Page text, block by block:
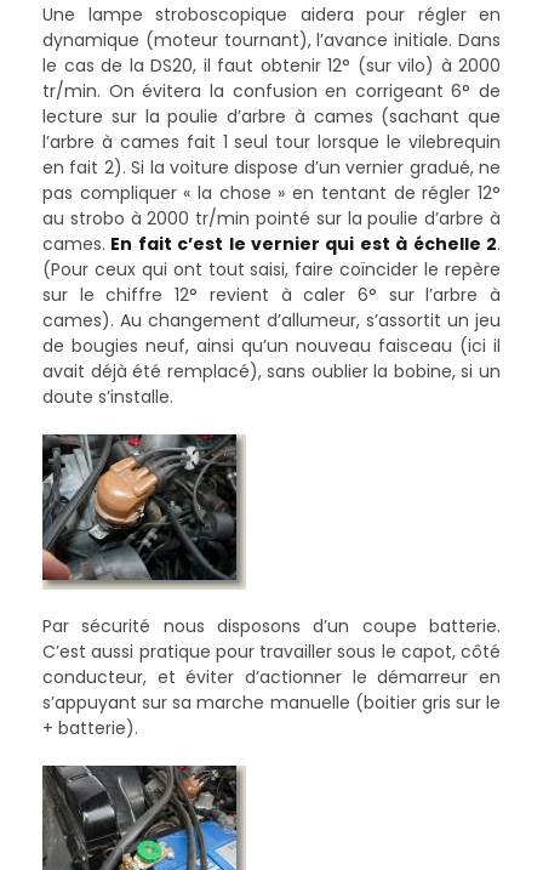
Une lampe stroboscopique aidera pour régler en
dynamique (moteur tournant), l’avance initiale. Dans
le cas de la DS20, il faut obtenir 12° (sur vilo) à 2000
tr/min. On évitera la confusion en corrigeant 6° de
lecture sur la poulie d’arbre à cames (sachant que
l’arbre à cames fait 1 seul tour lorsque le vilebrequin
en fait 2). Si la voiture dispose d’un vernier gradué, ne
pas compliquer « la chose » en tentant de régler 12°
au strobo à 2000 tr/min pointé sur la poulie d’arbre à
cames. En fait c’est le vernier qui est à échelle 2.
(Pour ceux qui ont tout saisi, faire coïncider le repère
sur le chiffre 12° revient à caler 6° sur l’arbre à
cames). Au changement d’allumeur, s’assortit un jeu
de bougies neuf, ainsi qu’un nouveau faisceau (ici il
avait déjà été remplacé), sans oublier la bobine, si un
doute s’installe.
Par sécurité nous disposons d’un coupe batterie.
C’est aussi pratique pour travailler sous le capot, côté
conducteur, et éviter d’actionner le démarreur en
s’appuyant sur sa marche manuelle (boitier gris sur le
+ batterie).